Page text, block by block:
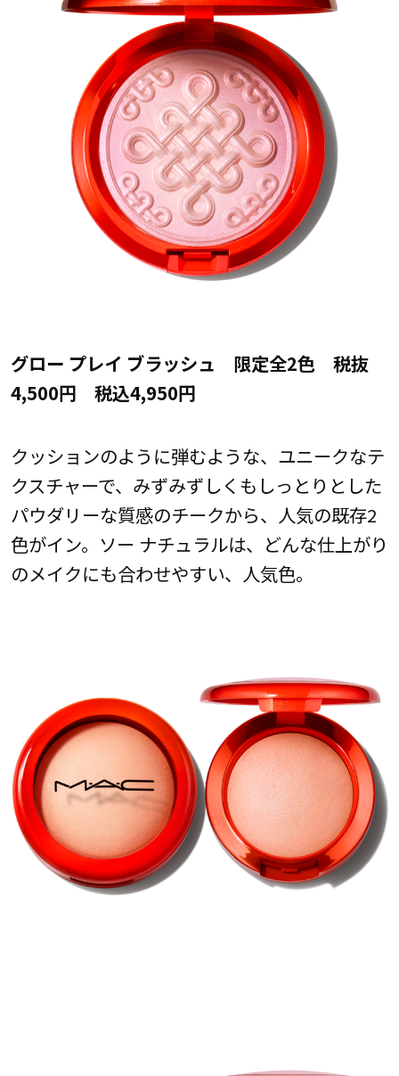
グロー プレイ ブラッシュ 限定全2色 税抜
4,500円 税込4,950円
クッションのように弾むような、ユニークなテ
クスチャーで、みずみずしくもしっとりとした
パウダリーな質感のチークから、人気の既存2
色がイン。ソー ナチュラルは、どんな仕上がり
のメイクにも合わせやすい、人気色。